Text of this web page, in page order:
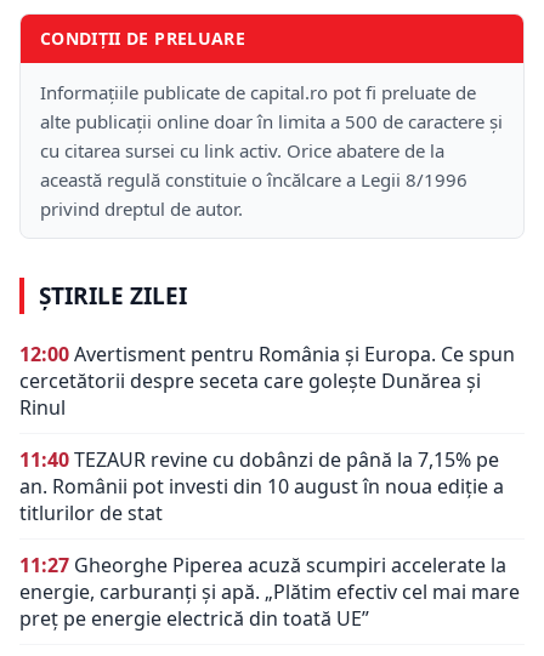
CONDIȚII DE PRELUARE
Informațiile publicate de capital.ro pot fi preluate de
alte publicații online doar în limita a 500 de caractere și
cu citarea sursei cu link activ. Orice abatere de la
această regulă constituie o încălcare a Legii 8/1996
privind dreptul de autor.
ȘTIRILE ZILEI
12:00Avertisment pentru România și Europa. Ce spun
cercetătorii despre seceta care golește Dunărea și
Rinul
11:40TEZAUR revine cu dobânzi de până la 7,15% pe
an. Românii pot investi din 10 august în noua ediție a
titlurilor de stat
11:27 Gheorghe Piperea acuză scumpiri accelerate la
energie, carburanți și apă. „Plătim efectiv cel mai mare
preț pe energie electrică din toată UE”